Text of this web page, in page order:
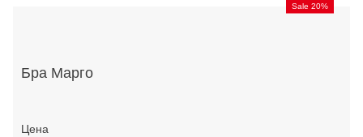
Sale 20%
Бра Марго